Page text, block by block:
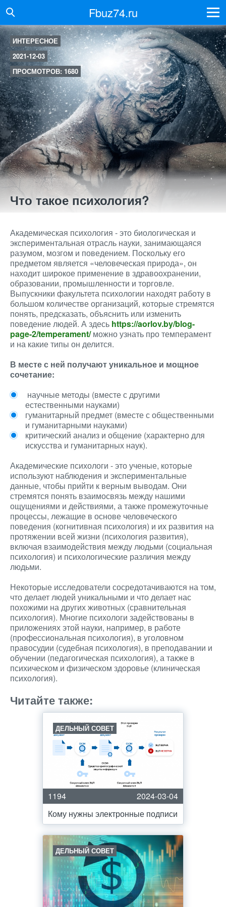
Fbuz74.ru
ИНТЕРЕСНОЕ
2021-12-03
ПРОСМОТРОВ: 1680
Что такое психология?
Академическая психология - это биологическая и
экспериментальная отрасль науки, занимающаяся
разумом, мозгом и поведением. Поскольку его
предметом является «человеческая природа», он
находит широкое применение в здравоохранении,
образовании, промышленности и торговле.
Выпускники факультета психологии находят работу в
большом количестве организаций, которые стремятся
понять, предсказать, объяснить или изменить
поведение людей. А здесь https://aorlov.by/blog-
page-2/temperament/можно узнать про темперамент
и на какие типы он делится.
В месте с ней получают уникальное и мощное
сочетание:
научные методы (вместе с другими
естественными науками)
гуманитарный предмет (вместе с общественными
и гуманитарными науками)
критический анализ и общение (характерно для
искусства и гуманитарных наук).
Академические психологи - это ученые, которые
используют наблюдения и экспериментальные
данные, чтобы прийти к верным выводам. Они
стремятся понять взаимосвязь между нашими
ощущениями и действиями, а также промежуточные
процессы, лежащие в основе человеческого
поведения (когнитивная психология) и их развития на
протяжении всей жизни (психология развития),
включая взаимодействия между людьми (социальная
психология) и психологические различия между
людьми.
Некоторые исследователи сосредотачиваются на том,
что делает людей уникальными и что делает нас
похожими на других животных (сравнительная
психология). Многие психологи задействованы в
приложениях этой науки, например, в работе
(профессиональная психология), в уголовном
правосудии (судебная психология), в преподавании и
обучении (педагогическая психология), а также в
психическом и физическом здоровье (клиническая
психология).
Читайте также:
ДЕЛЬНЫЙ СОВЕТ
1194
2024-03-04
Кому нужны электронные подписи
ДЕЛЬНЫЙ СОВЕТ